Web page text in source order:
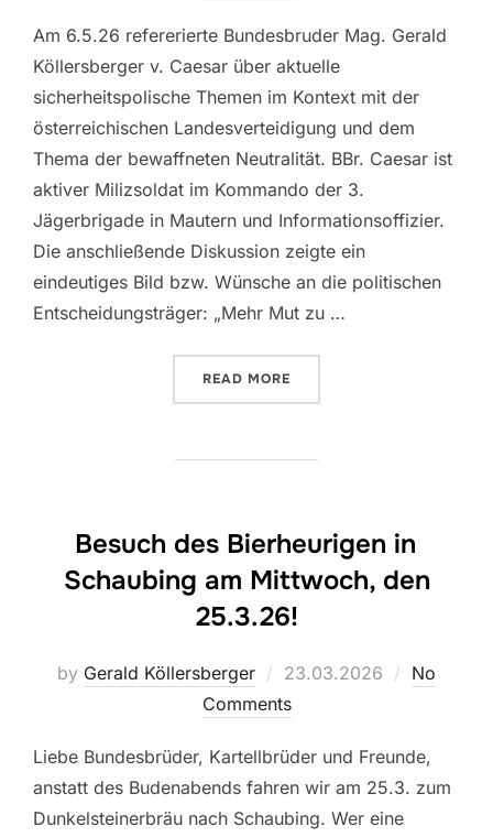
Am 6.5.26 refererierte Bundesbruder Mag. Gerald
Köllersberger v. Caesar über aktuelle
sicherheitspolische Themen im Kontext mit der
österreichischen Landesverteidigung und dem
Thema der bewaffneten Neutralität. BBr. Caesar ist
aktiver Milizsoldat im Kommando der 3.
Jägerbrigade in Mautern und Informationsoffizier.
Die anschließende Diskussion zeigte ein
eindeutiges Bild bzw. Wünsche an die politischen
Entscheidungsträger: „Mehr Mut zu …
READ MORE
Besuch des Bierheurigen in
Schaubing am Mittwoch, den
25.3.26!
by Gerald Köllersberger
Posted
on
23.03.2026
No
Comments
Liebe Bundesbrüder, Kartellbrüder und Freunde,
anstatt des Budenabends fahren wir am 25.3. zum
Dunkelsteinerbräu nach Schaubing. Wer eine